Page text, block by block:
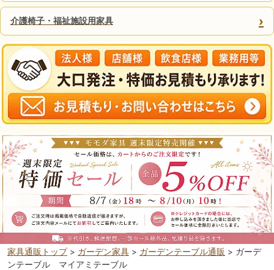
介護椅子・福祉施設用家具 ›
家具通販トップ> ガーデン家具 > ガーデンテーブル通販 > ガーデ
ンテーブル マイアミテーブル